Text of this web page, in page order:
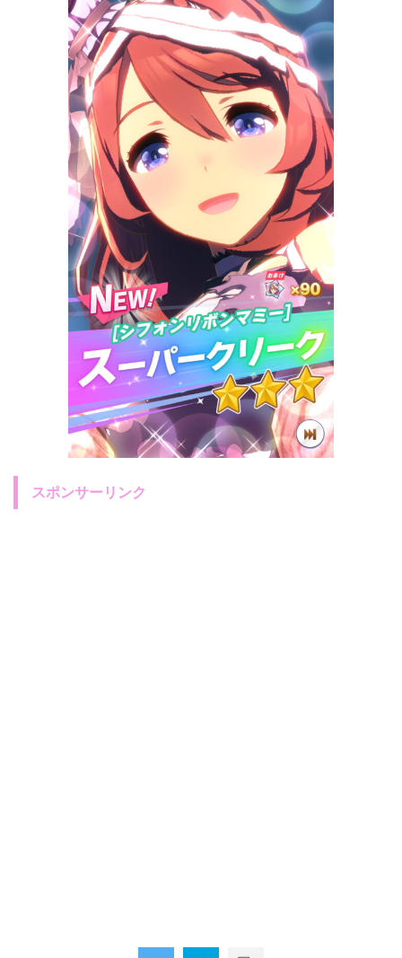
スポンサーリンク